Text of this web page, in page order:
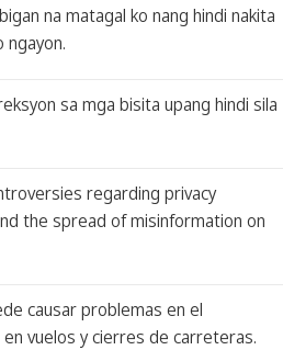
na matagal ko nang hindi nakita
ngayon.
sa mga bisita upang hindi sila
regarding privacy
the spread of misinformation on
causar problemas en el
vuelos y cierres de carreteras.